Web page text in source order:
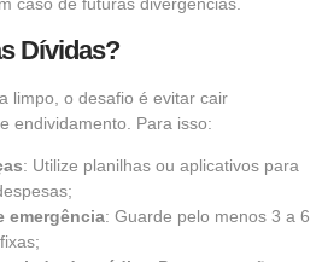
caso de futuras divergências.
Dívidas?
limpo, o desafio é evitar cair
endividamento. Para isso:
: Utilize planilhas ou aplicativos para
emergência: Guarde pelo menos 3 a 6